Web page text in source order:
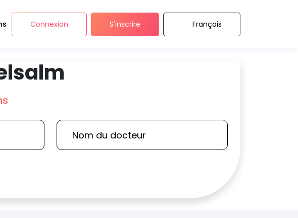
Connexion S'inscrire Français